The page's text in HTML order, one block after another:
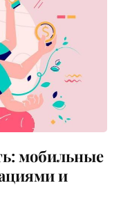
мобильные
и